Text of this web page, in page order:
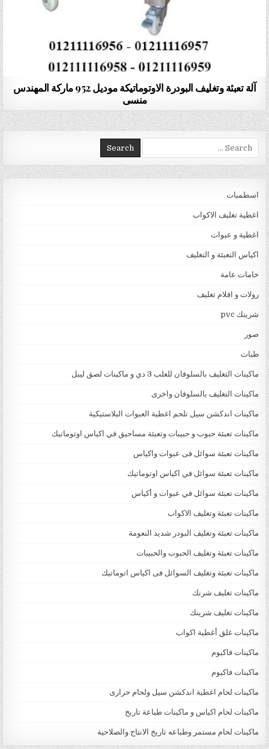
آلة تعبئة وتغليف البودرة الاوتوماتيكة موديل 952 ماركة المهندس
منسى
Search for:
اسطمبات
اغطية تغليف الاكواب
اغطية و عبوات
اكياس التعبئة و التغليف
خامات عامة
رولات و افلام تغليف
شرينك pvc
صور
طبات
ماكينات التغليف بالسلوفان للعلب 3 دي و ماكينات لصق ليبل
ماكينات التغليف بالسلوفان واخرى
ماكينات اندكشن سيل تلحم اغطية العبوات البلاستيكية
ماكينات تعبئة حبوب و حبيبات وتعبئة مساحيق في اكياس اوتوماتيك
ماكينات تعبئة سوائل فى عبوات واكياس
ماكينات تعبئة سوائل في اكياس اوتوماتيك
ماكينات تعبئة سوائل في عبوات و أكياس
ماكينات تعبئة وتغليف الاكواب
ماكينات تعبئة وتغليف البودر شديد النعومة
ماكينات تعبئة وتغليف الحبوب والحبيبات
ماكينات تعبئة وتغليف السوائل فى اكياس اتوماتيك
ماكينات تغليف شرنك
ماكينات تغليف شرينك
ماكينات غلق أغطية اكواب
ماكينات فاكيوم
ماكينات فاكيوم
ماكينات لحام اغطية اندكشن سيل ولحام حرارى
ماكينات لحام اكياس و ماكينات طباعة تاريخ
ماكينات لحام مستمر وطباعه تاريخ الانتاج والصلاحية